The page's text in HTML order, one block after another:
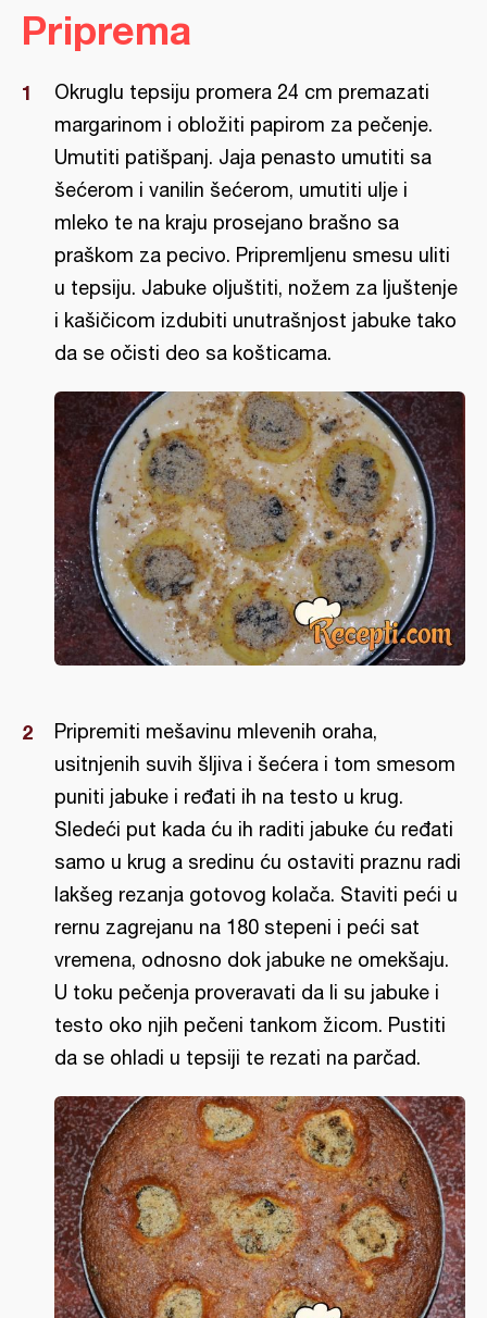
Priprema
Okruglu tepsiju promera 24 cm premazati
margarinom i obložiti papirom za pečenje.
Umutiti patišpanj. Jaja penasto umutiti sa
šećerom i vanilin šećerom, umutiti ulje i
mleko te na kraju prosejano brašno sa
praškom za pecivo. Pripremljenu smesu uliti
u tepsiju. Jabuke oljuštiti, nožem za ljuštenje
i kašičicom izdubiti unutrašnjost jabuke tako
da se očisti deo sa košticama.
Pripremiti mešavinu mlevenih oraha,
usitnjenih suvih šljiva i šećera i tom smesom
puniti jabuke i ređati ih na testo u krug.
Sledeći put kada ću ih raditi jabuke ću ređati
samo u krug a sredinu ću ostaviti praznu radi
lakšeg rezanja gotovog kolača. Staviti peći u
rernu zagrejanu na 180 stepeni i peći sat
vremena, odnosno dok jabuke ne omekšaju.
U toku pečenja proveravati da li su jabuke i
testo oko njih pečeni tankom žicom. Pustiti
da se ohladi u tepsiji te rezati na parčad.